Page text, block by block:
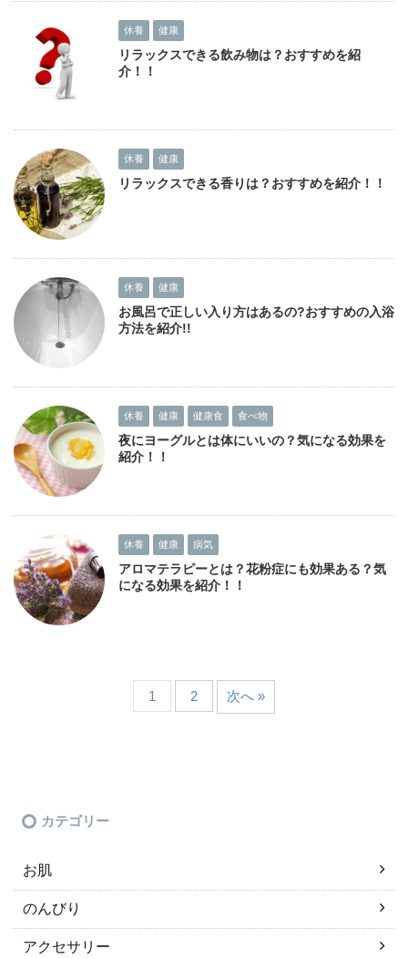
休養 健康
リラックスできる飲み物は？おすすめを紹
介！！
休養 健康
リラックスできる香りは？おすすめを紹介！！
休養 健康
お風呂で正しい入り方はあるの?おすすめの入浴
方法を紹介!!
休養 健康 健康食 食べ物
夜にヨーグルとは体にいいの？気になる効果を
紹介！！
休養 健康 病気
アロマテラピーとは？花粉症にも効果ある？気
になる効果を紹介！！
1 2 次へ »
カテゴリー
お肌
のんびり
アクセサリー